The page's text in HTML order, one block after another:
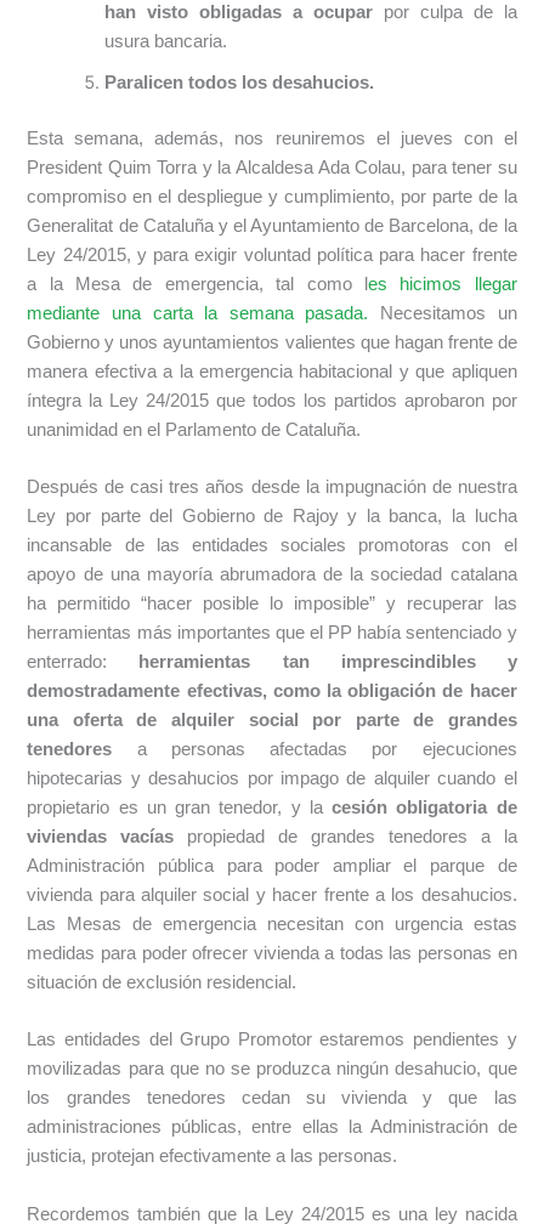
han visto obligadas a ocuparpor culpa de la
usura bancaria.
Paralicen todos los desahucios.
Esta semana, además, nos reuniremos el jueves con el
President Quim Torra y la Alcaldesa Ada Colau, para tener su
compromiso en el despliegue y cumplimiento, por parte de la
Generalitat de Cataluña y el Ayuntamiento de Barcelona, de la
Ley 24/2015, y para exigir voluntad política para hacer frente
a la Mesa de emergencia, tal como l es hicimos llegar
mediante una carta la semana pasada. Necesitamos un
Gobierno y unos ayuntamientos valientes que hagan frente de
manera efectiva a la emergencia habitacional y que apliquen
íntegra la Ley 24/2015 que todos los partidos aprobaron por
unanimidad en el Parlamento de Cataluña.
Después de casi tres años desde la impugnación de nuestra
Ley por parte del Gobierno de Rajoy y la banca, la lucha
incansable de las entidades sociales promotoras con el
apoyo de una mayoría abrumadora de la sociedad catalana
ha permitido “hacer posible lo imposible” y recuperar las
herramientas más importantes que el PP había sentenciado y
enterrado:
herramientas tan imprescindibles y
demostradamente efectivas, como la obligación de hacer
una oferta de alquiler social por parte de grandes
tenedores a personas afectadas por ejecuciones
hipotecarias y desahucios por impago de alquiler cuando el
propietario es un gran tenedor, y lacesión obligatoria de
viviendas vacías propiedad de grandes tenedores a la
Administración pública para poder ampliar el parque de
vivienda para alquiler social y hacer frente a los desahucios.
Las Mesas de emergencia necesitan con urgencia estas
medidas para poder ofrecer vivienda a todas las personas en
situación de exclusión residencial.
Las entidades del Grupo Promotor estaremos pendientes y
movilizadas para que no se produzca ningún desahucio, que
los grandes tenedores cedan su vivienda y que las
administraciones públicas, entre ellas la Administración de
justicia, protejan efectivamente a las personas.
Recordemos también que la Ley 24/2015 es una ley nacida